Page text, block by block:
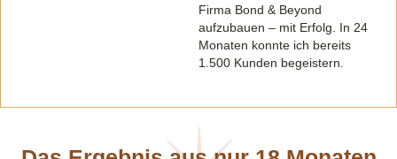
Firma Bond & Beyond
aufzubauen – mit Erfolg. In 24
Monaten konnte ich bereits
1.500 Kunden begeistern.